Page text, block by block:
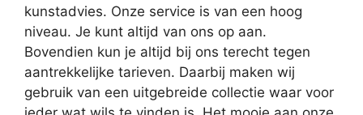
kunstadvies. Onze service is van een hoog
niveau. Je kunt altijd van ons op aan.
Bovendien kun je altijd bij ons terecht tegen
aantrekkelijke tarieven. Daarbij maken wij
gebruik van een uitgebreide collectie waar voor